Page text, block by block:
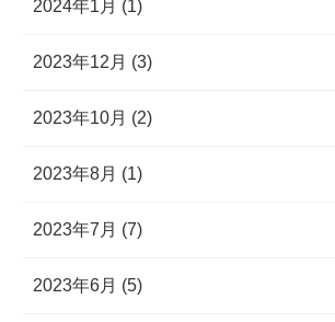
2024年1月 (1)
2023年12月 (3)
2023年10月 (2)
2023年8月 (1)
2023年7月 (7)
2023年6月 (5)